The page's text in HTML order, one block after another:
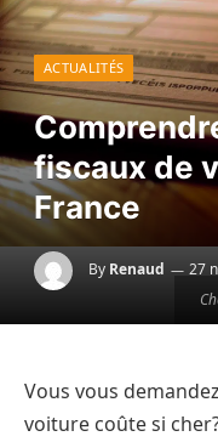
ACTUALITÉS
fiscaux de
France
By Renaud 27
Vous vous
voiture coûte si